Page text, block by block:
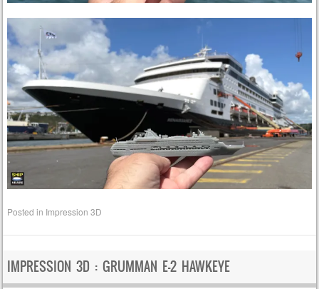
Posted in Impression 3D
IMPRESSION 3D : GRUMMAN E-2 HAWKEYE